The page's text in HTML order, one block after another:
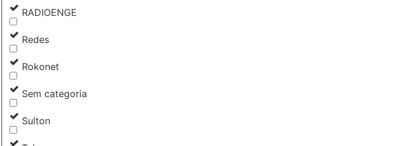
RADIOENGE
Redes
Rokonet
Sem categoria
Sulton